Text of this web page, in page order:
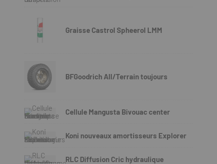
Graisse Castrol Spheerol LMM
BFGoodrich All/Terrain toujours
Cellule Mangusta Bivouac center
Koni nouveaux amortisseurs Explorer
RLC Diffusion Cric hydraulique